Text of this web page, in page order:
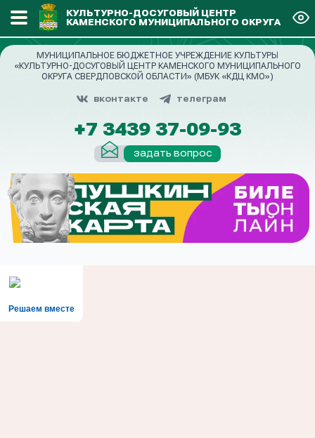
КУЛЬТУРНО-ДОСУГОВЫЙ ЦЕНТР
КАМЕНСКОГО МУНИЦИПАЛЬНОГО ОКРУГА
МУНИЦИПАЛЬНОЕ БЮДЖЕТНОЕ УЧРЕЖДЕНИЕ КУЛЬТУРЫ
«КУЛЬТУРНО-ДОСУГОВЫЙ ЦЕНТР КАМЕНСКОГО МУНИЦИПАЛЬНОГО
ОКРУГА СВЕРДЛОВСКОЙ ОБЛАСТИ» (МБУК «КДЦ КМО»)
вконтакте телеграм
+7 3439 37-09-93
задать вопрос
Решаем вместе